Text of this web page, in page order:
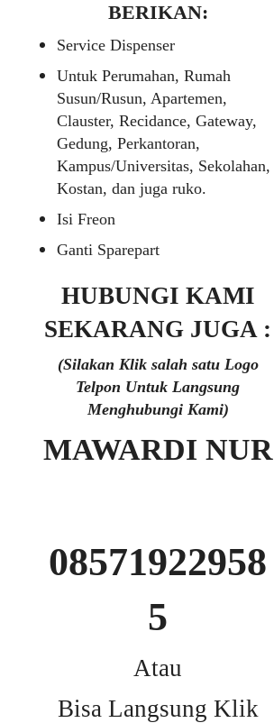
BERIKAN:
Service Dispenser
Untuk Perumahan, Rumah
Susun/Rusun, Apartemen,
Clauster, Recidance, Gateway,
Gedung, Perkantoran,
Kampus/Universitas, Sekolahan,
Kostan, dan juga ruko.
Isi Freon
Ganti Sparepart
HUBUNGI KAMI
SEKARANG JUGA :
(Silakan Klik salah satu Logo
Telpon Untuk Langsung
Menghubungi Kami)
MAWARDI NUR
08571922958
5
Atau
Bisa Langsung Klik